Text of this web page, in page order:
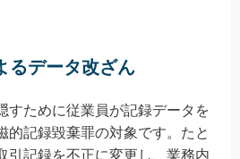
るデータ改ざん
すために従業員が記録データを
的記録毀棄罪の対象です。たと
引記録を不正に変更し、業務内